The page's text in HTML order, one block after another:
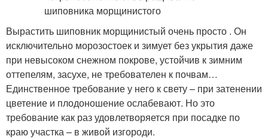
Вырастить шиповник морщинистый очень просто . Он
исключительно морозостоек и зимует без укрытия даже
при невысоком снежном покрове, устойчив к зимним
оттепелям, засухе, не требователен к почвам…
Единственное требование у него к свету – при затенении
цветение и плодоношение ослабевают. Но это
требование как раз удовлетворяется при посадке по
краю участка – в живой изгороди.